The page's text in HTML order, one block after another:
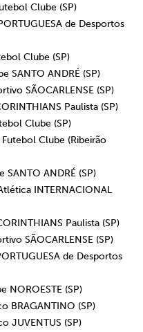
Clube (SP)
de Desportos
Clube (SP)
SANTO ANDRÉ (SP)
SÃOCARLENSE (SP)
Paulista (SP)
Clube (SP)
Clube (Ribeirão
SANTO ANDRÉ (SP)
INTERNACIONAL
Paulista (SP)
SÃOCARLENSE (SP)
de Desportos
NOROESTE (SP)
BRAGANTINO (SP)
JUVENTUS (SP)